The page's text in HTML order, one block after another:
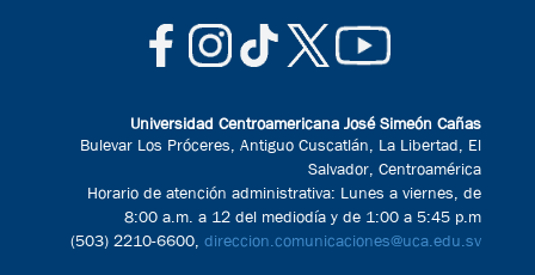
Universidad Centroamericana José Simeón Cañas
Bulevar Los Próceres, Antiguo Cuscatlán, La Libertad, El
Salvador, Centroamérica
Horario de atención administrativa: Lunes a viernes, de
8:00 a.m. a 12 del mediodía y de 1:00 a 5:45 p.m
(503) 2210-6600, direccion.comunicaciones@uca.edu.sv